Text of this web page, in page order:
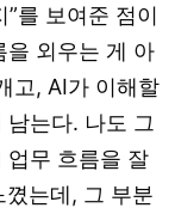
를 보여준 점이
을 외우는 게 아
고, AI가 이해할
는다. 나도 그
업무 흐름을 잘
는데, 그 부분